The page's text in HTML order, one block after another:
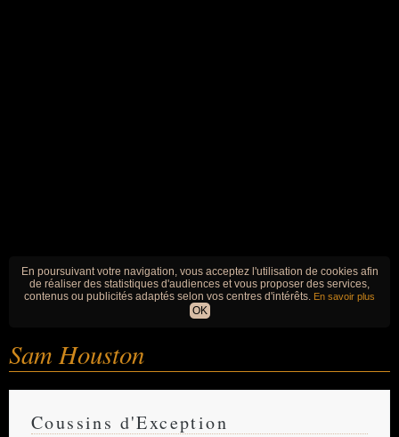
En poursuivant votre navigation, vous acceptez l'utilisation de cookies afin
de réaliser des statistiques d'audiences et vous proposer des services,
contenus ou publicités adaptés selon vos centres d'intérêts. En savoir plus
OK
Sam Houston
Coussins d'Exception